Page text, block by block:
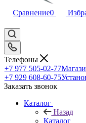
Сравнение0
Телефоны
+7 977 505-02-77
+7 929 608-60-75
Заказать звонок
Каталог
Назад
Каталог